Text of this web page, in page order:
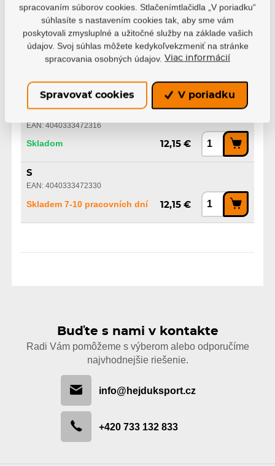
Varianty
M
EAN: 4040333472323
Skladom 12,15 €
EAN: 4040333472316
Skladom 12,15 €
S
EAN: 4040333472330
Skladem 7-10 pracovních dní 12,15 €
Buďte s nami v kontakte
Radi Vám pomôžeme s výberom alebo odporučíme
najvhodnejšie riešenie.
info@hejduksport.cz
+420 733 132 833
spracovaním súborov cookies. Stlačenímtlačidla „V poriadku“
súhlasíte s nastavením cookies tak, aby sme vám
poskytovali zmysluplné a užitočné služby na základe vašich
údajov. Svoj súhlas môžete kedykoľvekzmeniť na stránke
spracovania osobných údajov. Viac informácií
Spravovať cookies V poriadku